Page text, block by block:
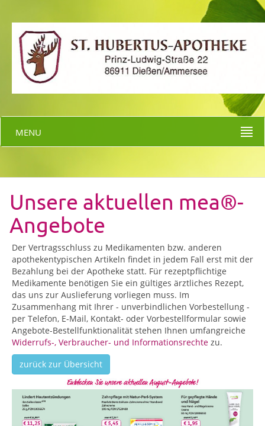
MENU
Unsere aktuellen mea®-
Angebote
Der Vertragsschluss zu Medikamenten bzw. anderen
apothekentypischen Artikeln findet in jedem Fall erst mit der
Bezahlung bei der Apotheke statt. Für rezeptpflichtige
Medikamente benötigen Sie ein gültiges ärztliches Rezept,
das uns zur Auslieferung vorliegen muss. Im
Zusammenhang mit Ihrer - unverbindlichen Vorbestellung -
per Telefon, E-Mail, Kontakt- oder Vorbestellformular sowie
Angebote-Bestellfunktionalität stehen Ihnen umfangreiche
Widerrufs-, Verbraucher- und Informationsrechte zu.
zurück zur Übersicht